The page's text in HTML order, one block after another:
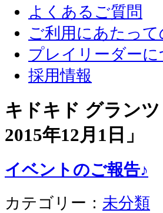
よくあるご質問
ご利用にあたっ
プレイリーダーに
採用情報
キドキド グラン
2015年12月1日 」
イベントのご報告♪
カテゴリー： 未分類